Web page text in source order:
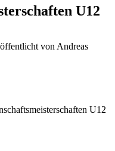
U12
von Andreas
U12